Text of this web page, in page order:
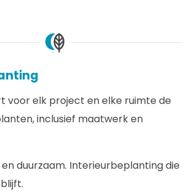
voor elk project en elke ruimte de
inclusief maatwerk en
duurzaam. Interieurbeplanting die